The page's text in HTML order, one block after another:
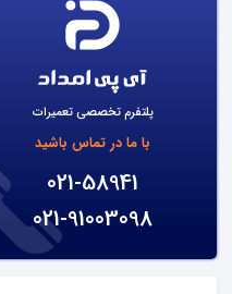
پلتفرم تخصصی تعمیرات
با ما در تماس باشید
021-58941
021-91003098